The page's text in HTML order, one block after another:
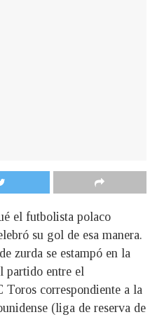
el futbolista polaco
su gol de esa manera.
zurda se estampó en la
partido entre el
Toros correspondiente a la
(liga de reserva de